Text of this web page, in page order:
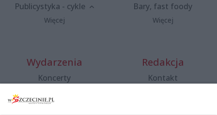
Publicystyka - cykle
Więcej
Bary, fast foody
Więcej
Wydarzenia
Koncerty
Spacery i oprowadzania
Redakcja
Kontakt